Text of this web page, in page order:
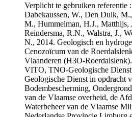
Verplicht te gebruiken referentie
Dabekaussen, W., Den Dulk,
M., Hummelman, H.J., Matthijs,
Reindersma, R.N., Walstra, J.,
N., 2014. Geologisch en
Cenozoïcum van de
Vlaanderen (H3O-
VITO, TNO-Geologische
Geologische Dienst in opdracht
Bodembescherming,
van de Vlaamse overheid, de
Waterbeheer van de Vlaamse